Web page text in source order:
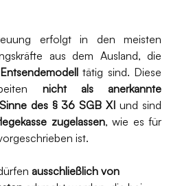
erfolgt in den meisten
aus dem Ausland, die
Entsendemodell tätig sind. Diese
nicht als anerkannte
des § 36 SGB XI und sind
zugelassen, wie es für
ist.
ausschließlich von